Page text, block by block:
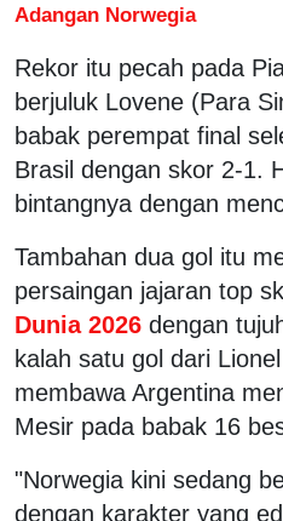
Adangan Norwegia
Rekor itu pecah pada
berjuluk Lovene (Para
babak perempat final
Brasil dengan skor 2-1.
bintangnya dengan
Tambahan dua gol itu
persaingan jajaran top
Dunia 2026 dengan
kalah satu gol dari
membawa Argentina
Mesir pada babak 16
"Norwegia kini sedang
dengan karakter yang